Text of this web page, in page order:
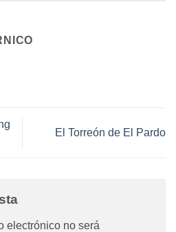
El Torreón de El Pardo
electrónico no será